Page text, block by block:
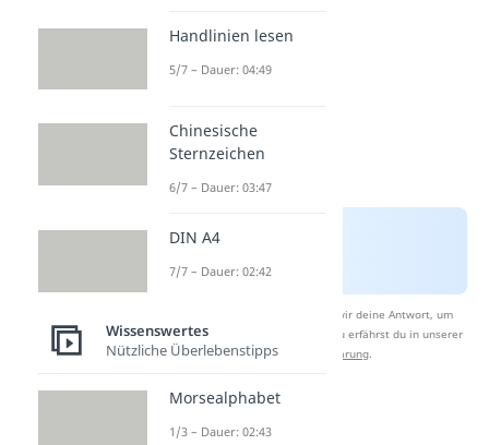
Nach Beantwortung speichern wir deine Antwort, um
Studyflix zu verbessern. Mehr dazu erfährst du in unserer
Datenschutzerklärung.
15 Lustige
Handlinien lesen
5/7 – Dauer: 04:49
Chinesische
Sternzeichen
6/7 – Dauer: 03:47
DIN A4
7/7 – Dauer: 02:42
Wissenswertes
Nützliche Überlebenstipps
Morsealphabet
1/3 – Dauer: 02:43